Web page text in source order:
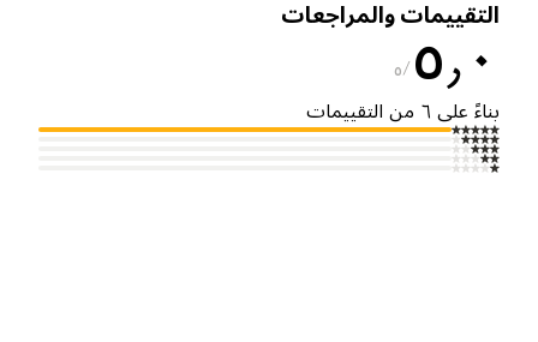
والمراجعات
٥
على ٦ من التقييمات